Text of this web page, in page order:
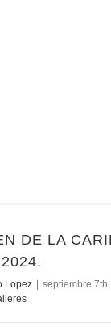
DE LA
Lopez septiembre